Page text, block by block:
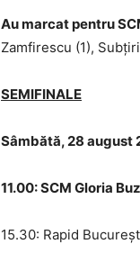
Au marcat pentru
Zamfirescu (1),
SEMIFINALE
Sâmbătă, 28 august
11.00: SCM Gloria
15.30: Rapid